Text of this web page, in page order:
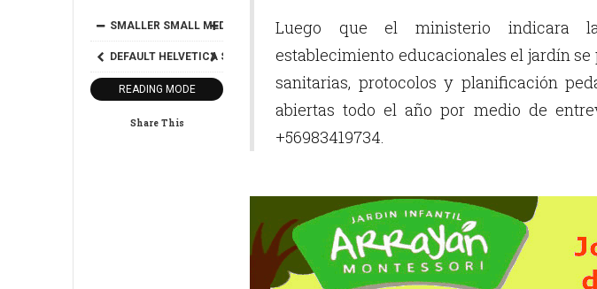
SMALLER SMALL MEDIUM BIGGER
DEFAULT HELVETICA SEGOE GEORGIA TIMES
READING MODE
Share This
Luego que el ministerio indicara
establecimiento educacionales el jardín se
sanitarias, protocolos y planificación
abiertas todo el año por medio de
+56983419734.